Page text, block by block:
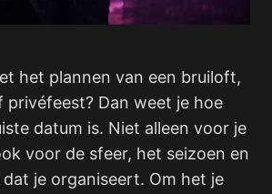
het plannen van een bruiloft,
privéfeest? Dan weet je hoe
datum is. Niet alleen voor je
voor de sfeer, het seizoen en
je organiseert. Om het je